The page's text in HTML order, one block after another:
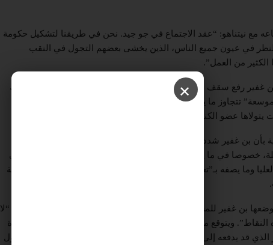
مع نيتناهو: “عقد الاجتماع في جو جيد. نحن في طريقنا لتشكيل حكومة
في عيون جميع الناس، الذين يخشى بعضهم التجول في النقب
الكثير من العمل”.
غفير رفع سقف مطالبه للانضمام لحكومة نتنياهو المقبلة، بما في ذلك
تتجاوز ما يمنحه القانون الإسرائيلي حاليا للوزير الذي يتولى
يتولاها عضو الكنيست عن حزبه، يتسحاق فاسرلاوف.
أفادت القناة 13 الإسرائيلية بأن بن غفير شدد على ضرورة التوقيع على تفاهمات حول القضايا
خصوصا في ما يتعلق بالتغييرات التي يعتزم تيار الصهيونية إحداثها في
وما يصفه بـ”تعزيز السيطرة” في الجليل والنقب ومستوطنات الضفة
بن غفير للمشاركة في حكومة نتنياهو المقبلة، إذ يرى بن غفير أنه “لا
ويتوقع مراقبون أن يواجه نتنياهو صعوبات في تلبية رغبات قادة
الذي قد يدفعه إلى إجراء مناورات مختلفة قبل التوصل إلى تفاهمات حول
✕